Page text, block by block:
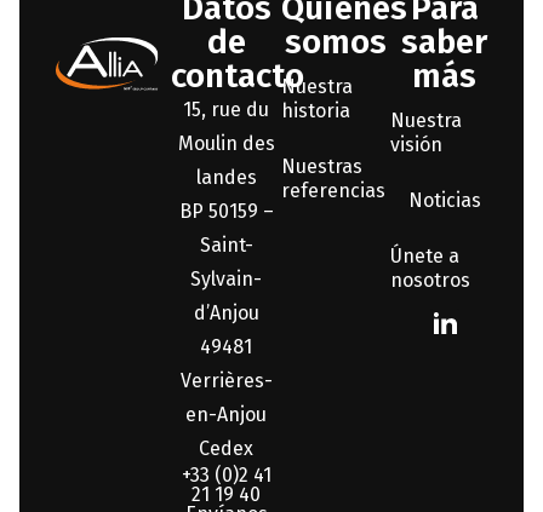
Datos
de
contacto
15, rue du
Moulin des
landes
BP 50159 –
Saint-
Sylvain-
d’Anjou
49481
Verrières-
en-Anjou
Cedex
+33 (0)2 41
21 19 40
Quiénes
somos
Nuestra
historia
Nuestras
referencias
Para
saber
más
Nuestra
visión
Noticias
Únete a
nosotros